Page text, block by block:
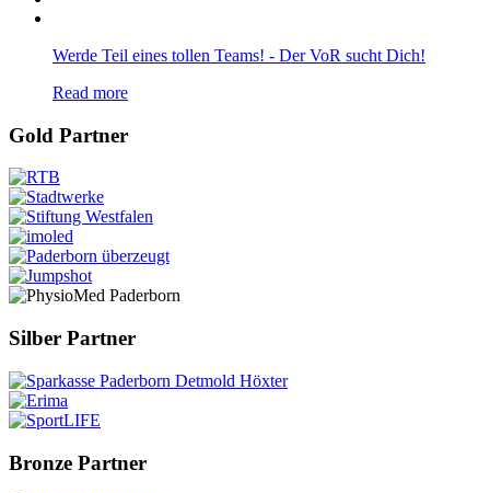
Werde Teil eines tollen Teams! - Der VoR sucht Dich!
Read more
Gold Partner
Silber Partner
Bronze Partner